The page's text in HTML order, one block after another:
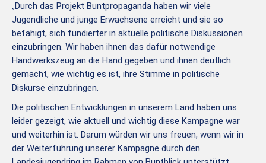
„Durch das Projekt Buntpropaganda haben wir viele
Jugendliche und junge Erwachsene erreicht und sie so
befähigt, sich fundierter in aktuelle politische Diskussionen
einzubringen. Wir haben ihnen das dafür notwendige
Handwerkszeug an die Hand gegeben und ihnen deutlich
gemacht, wie wichtig es ist, ihre Stimme in politische
Diskurse einzubringen.
Die politischen Entwicklungen in unserem Land haben uns
leider gezeigt, wie aktuell und wichtig diese Kampagne war
und weiterhin ist. Darum würden wir uns freuen, wenn wir in
der Weiterführung unserer Kampagne durch den